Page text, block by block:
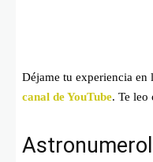
Déjame tu experiencia en
canal de YouTube. Te leo